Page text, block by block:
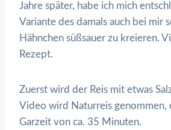
Jahre später, habe ich mich
Variante des damals auch bei mir
Hähnchen süßsauer zu kreieren.
Rezept.
Zuerst wird der Reis mit etwas
Video wird Naturreis genommen,
Garzeit von ca. 35 Minuten.